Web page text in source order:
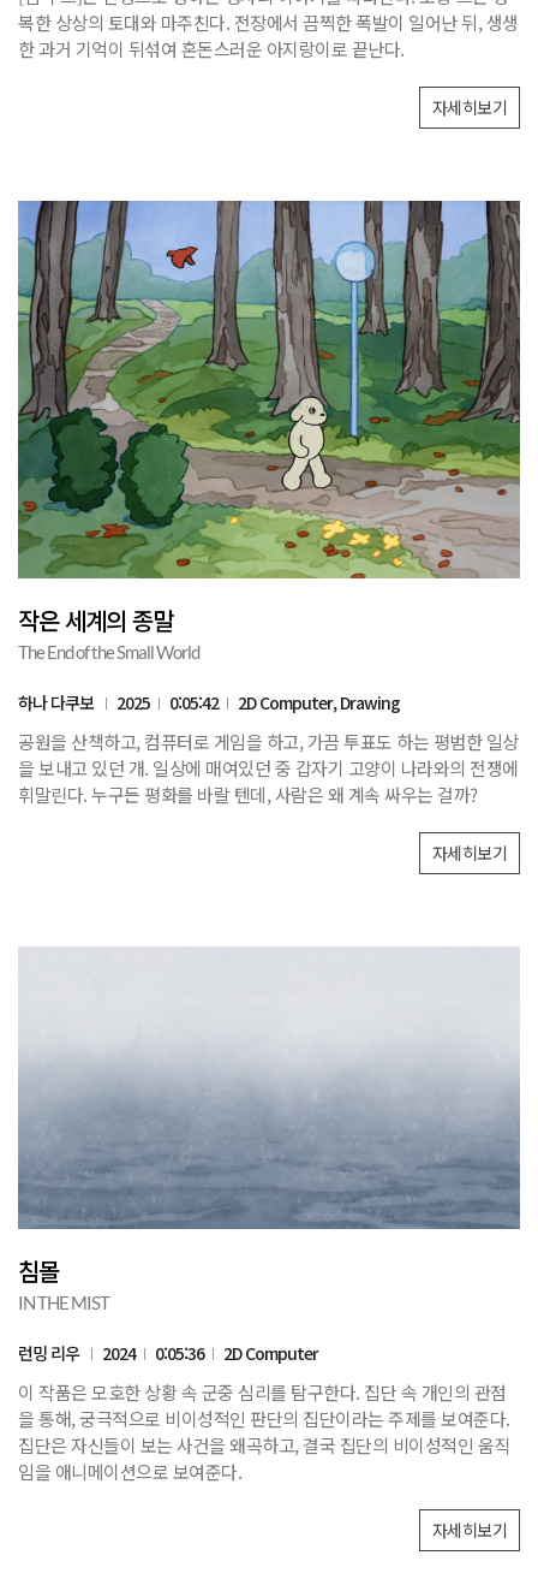
복한 상상의 토대와 마주친다. 전장에서 끔찍한 폭발이 일어난 뒤, 생생
한 과거 기억이 뒤섞여 혼돈스러운 아지랑이로 끝난다.
자세히보기
작은 세계의 종말
The End of the Small World
하나 다쿠보 2025 0:05:42 2D Computer, Drawing
공원을 산책하고, 컴퓨터로 게임을 하고, 가끔 투표도 하는 평범한 일상
을 보내고 있던 개. 일상에 매여있던 중 갑자기 고양이 나라와의 전쟁에
휘말린다. 누구든 평화를 바랄 텐데, 사람은 왜 계속 싸우는 걸까?
자세히보기
침몰
IN THE MIST
런밍 리우 2024 0:05:36 2D Computer
이 작품은 모호한 상황 속 군중 심리를 탐구한다. 집단 속 개인의 관점
을 통해, 궁극적으로 비이성적인 판단의 집단이라는 주제를 보여준다.
집단은 자신들이 보는 사건을 왜곡하고, 결국 집단의 비이성적인 움직
임을 애니메이션으로 보여준다.
자세히보기